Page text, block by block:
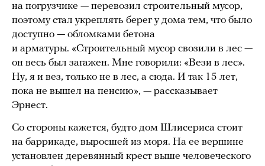
на погрузчике — перевозил строительный мусор,
поэтому стал укреплять берег у дома тем, что было
доступно — обломками бетона
и арматуры. «Строительный мусор свозили в лес —
он весь был загажен. Мне говорили: «Вези в лес».
Ну, я и вез, только не в лес, а сюда. И так 15 лет,
пока не вышел на пенсию», — рассказывает
Эрнест.
Со стороны кажется, будто дом Шлисериса стоит
на баррикаде, выросшей из моря. На ее вершине
установлен деревянный крест выше человеческого